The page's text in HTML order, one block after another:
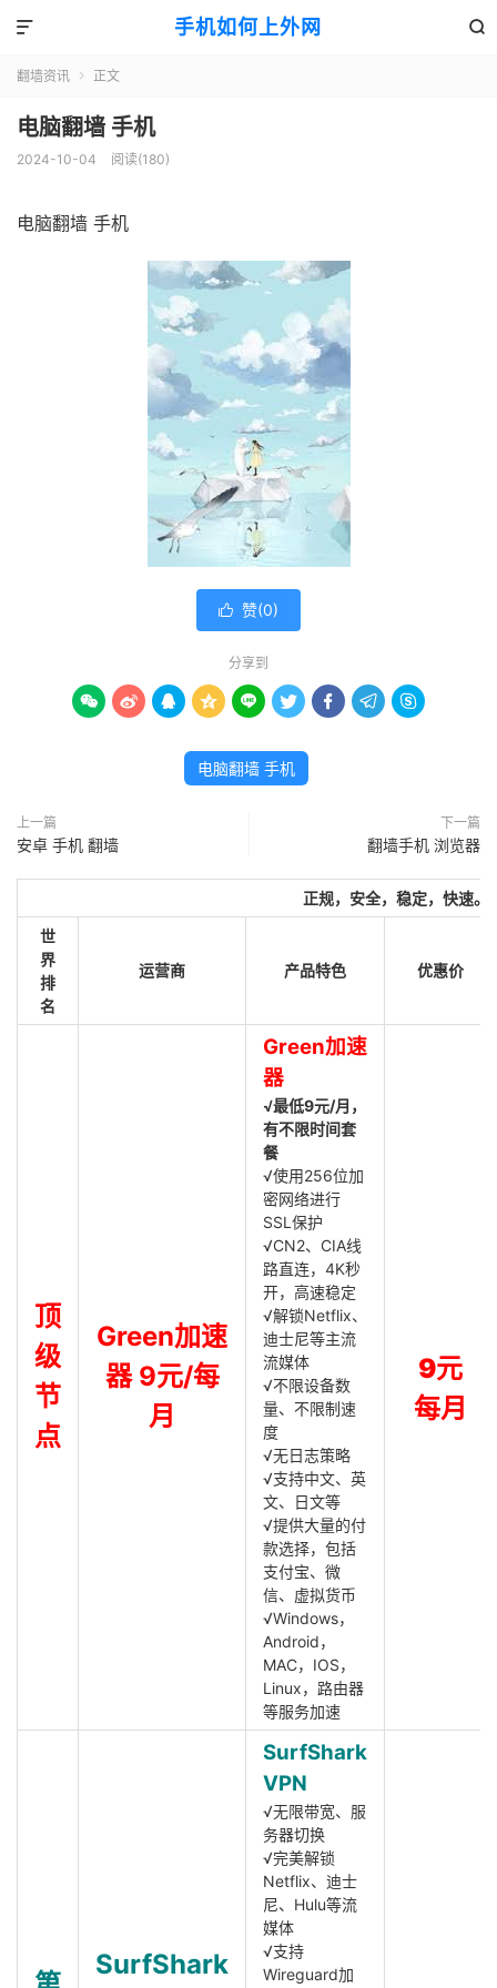
手机如何上外网 

翻墙资讯  正文
电脑翻墙 手机
2024-10-04 阅读(180)
电脑翻墙 手机
 赞(0)
分享到
        
电脑翻墙 手机
上一篇
安卓 手机 翻墙
下一篇
翻墙手机 浏览器
正规，安全，稳定，快速。
世
界
排
名
运营商 产品特色 优惠价
顶
级
节
点
Green加速
器 9元/每
月
Green加速
器
√最低9元/月，
有不限时间套
餐
√使用256位加
密网络进行
SSL保护
√CN2、CIA线
路直连，4K秒
开，高速稳定
√解锁Netflix、
迪士尼等主流
流媒体
√不限设备数
量、不限制速
度
√无日志策略
√支持中文、英
文、日文等
√提供大量的付
款选择，包括
支付宝、微
信、虚拟货币
√Windows，
Android，
MAC，IOS，
Linux，路由器
等服务加速
9元
每月
SurfShark
SurfShark
VPN
√无限带宽、服
务器切换
√完美解锁
Netflix、迪士
尼、Hulu等流
媒体
√支持
Wireguard加